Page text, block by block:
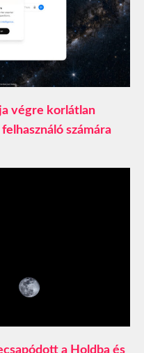
végre korlátlan
számára